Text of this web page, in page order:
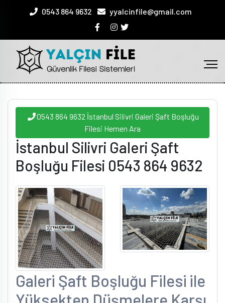
0543 864 9632 yyalcinfile@gmail.com
0543 864 9632 İstanbul Silivri Galeri Şaft Boşluğu
Filesi Hemen Ara
İstanbul Silivri Galeri Şaft
Boşluğu Filesi 0543 864 9632
Galeri Şaft Boşluğu Filesi ile